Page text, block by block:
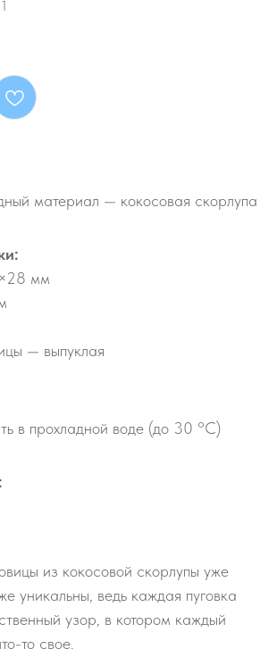
материал — кокосовая скорлупа
мм
— выпуклая
в прохладной воде (до 30 °С)
из кокосовой скорлупы уже
уникальны, ведь каждая пуговка
узор, в котором каждый
то свое.